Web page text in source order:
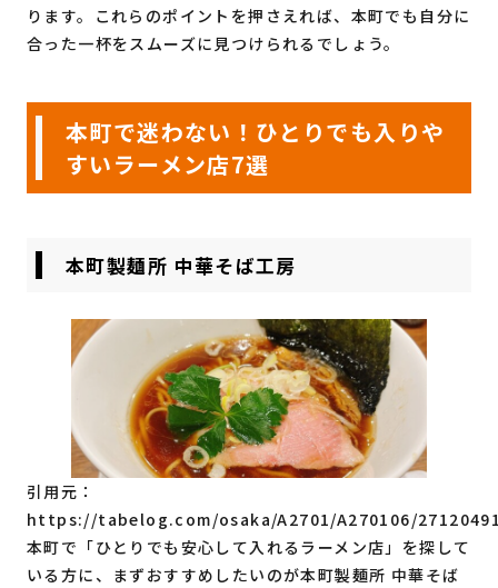
ります。これらのポイントを押さえれば、本町でも自分に
合った一杯をスムーズに見つけられるでしょう。
本町で迷わない！ひとりでも入りや
すいラーメン店7選
本町製麺所 中華そば工房
引用元：
https://tabelog.com/osaka/A2701/A270106/
本町で「ひとりでも安心して入れるラーメン店」を探して
いる方に、まずおすすめしたいのが本町製麺所 中華そば